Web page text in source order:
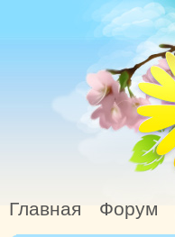
Главная Форум